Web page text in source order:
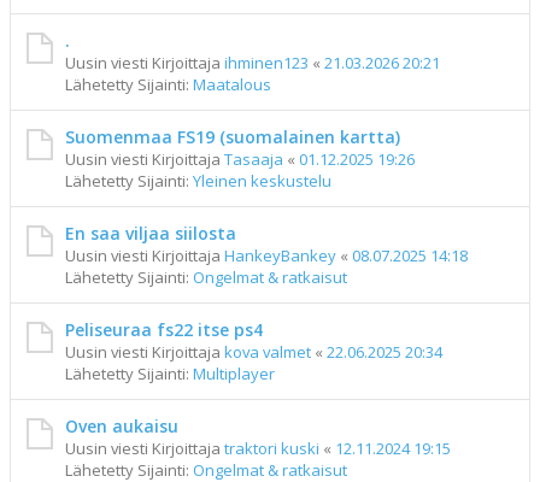
.
Uusin viesti Kirjoittaja ihminen123 « 21.03.2026 20:21
Lähetetty Sijainti: Maatalous
Suomenmaa FS19 (suomalainen kartta)
Uusin viesti Kirjoittaja Tasaaja « 01.12.2025 19:26
Lähetetty Sijainti: Yleinen keskustelu
En saa viljaa siilosta
Uusin viesti Kirjoittaja HankeyBankey « 08.07.2025 14:18
Lähetetty Sijainti: Ongelmat & ratkaisut
Peliseuraa fs22 itse ps4
Uusin viesti Kirjoittaja kova valmet « 22.06.2025 20:34
Lähetetty Sijainti: Multiplayer
Oven aukaisu
Uusin viesti Kirjoittaja traktori kuski « 12.11.2024 19:15
Lähetetty Sijainti: Ongelmat & ratkaisut